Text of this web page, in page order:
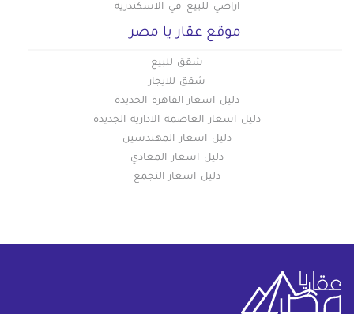
اراضي للبيع في الاسكندرية
موقع عقار يا مصر
شقق للبيع
شقق للايجار
دليل اسعار القاهرة الجديدة
دليل اسعار العاصمة الادارية الجديدة
دليل اسعار المهندسين
دليل اسعار المعادي
دليل اسعار التجمع